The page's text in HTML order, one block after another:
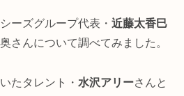
ーズグループ代表・ 近藤太香巳
さんについて調べてみました。
たタレント・ 水沢アリーさんと